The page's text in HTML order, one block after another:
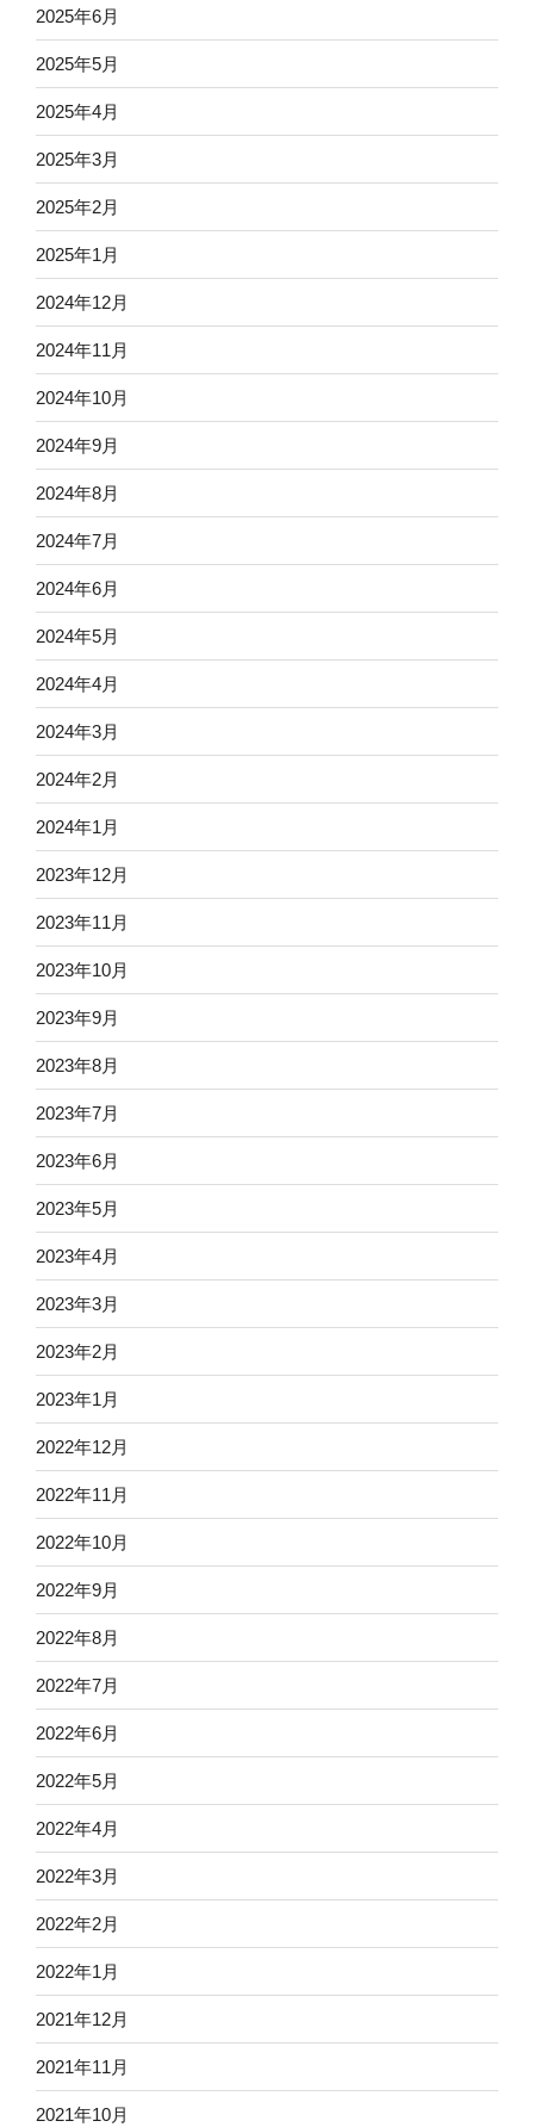
2025年6月
2025年5月
2025年4月
2025年3月
2025年2月
2025年1月
2024年12月
2024年11月
2024年10月
2024年9月
2024年8月
2024年7月
2024年6月
2024年5月
2024年4月
2024年3月
2024年2月
2024年1月
2023年12月
2023年11月
2023年10月
2023年9月
2023年8月
2023年7月
2023年6月
2023年5月
2023年4月
2023年3月
2023年2月
2023年1月
2022年12月
2022年11月
2022年10月
2022年9月
2022年8月
2022年7月
2022年6月
2022年5月
2022年4月
2022年3月
2022年2月
2022年1月
2021年12月
2021年11月
2021年10月